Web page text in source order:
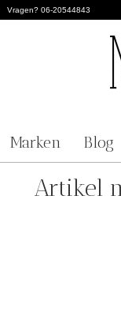
Vragen? 06-20544843
Marken Blog
Artikel